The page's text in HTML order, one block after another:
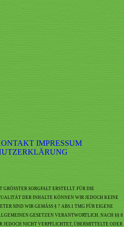
IMPRESSUM
SORGFALT ERSTELLT. FÜR DIE
DER INHALTE KÖNNEN WIR JEDOCH KEINE
SIND WIR GEMÄSS § 7 ABS.1 TMG FÜR EIGENE
GESETZEN VERANTWORTLICH. NACH §§ 8
JEDOCH NICHT VERPFLICHTET, ÜBERMITTELTE ODER